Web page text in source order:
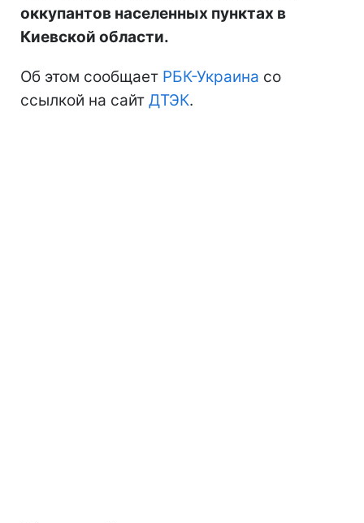
оккупантов населенных пунктах в
Киевской области.
Об этом сообщает РБК-Украина со
ссылкой на сайт ДТЭК.